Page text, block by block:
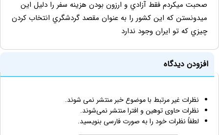
صحبت ميكردم فقط آزادي و ارزون بودن هزينه سفر را دليل اين
ميدونستن كه اين كشور را به عنوان مقصد گردشگري انتخاب كردن
چيزي كه تو ايران وجود ندارد
افزودن دیدگاه
نظرات غیر مرتبط با موضوع خبر منتشر نمی شوند.
نظرات حاوی توهین و افترا منتشر نمی‌شوند.
لطفاً نظرات خود را به صورت فارسی بنویسید.